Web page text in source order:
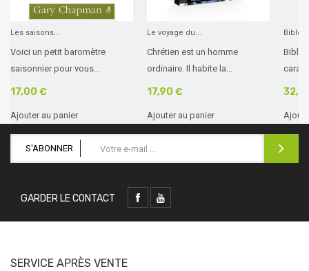
Les saisons...
Voici un petit baromètre
saisonnier pour vous...
17,00 €
Ajouter au panier
Le voyage du...
Chrétien est un homme
ordinaire. Il habite la...
17,90 €
Ajouter au panier
Bible
Bible
S'ABONNER
GARDER LE CONTACT
SERVICE APRÈS VENTE